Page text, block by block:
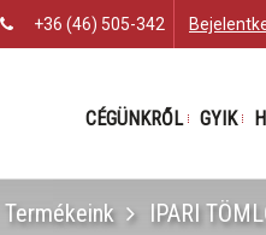
+36 (46) 505-342
CÉGÜNKRŐL GYIK
Termékeink IPARI